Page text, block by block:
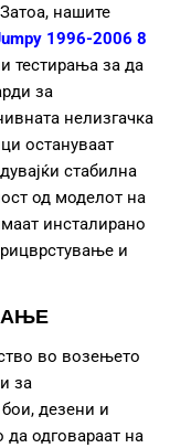
нашите
1996-2006 8
тестирања за да
за
нелизгачка
остануваат
стабилна
од моделот на
инсталирано
и
во возењето
за
дезени и
одговараат на